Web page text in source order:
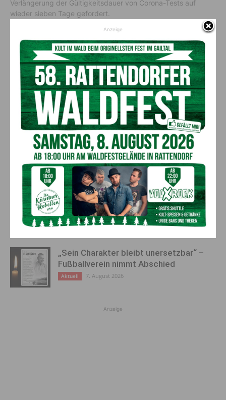
Verlängerung der Gültigkeitsdauer von Corona-Tests auf
wieder sieben Tage gefordert.
Vorheriger Artikel
Fantastisch: Der Sommer in
der Gemeinde Dellach!
Nächster Artikel
Gastro, Live-Musik, Akrobaten
& Co: Ganz Kärnten wird zum
“Picknickplatz”
AKTUELLES
Ehrung für 50 Jahre Chorleitung:
Kärntner Lorbeer in Gold für Herwig
Schwarz
Aktuell 8. August 2026
„Paolo Santonino“ wird heute gespielt –
abgesagte Premiere von gestern Abend
wird morgen nachgeholt
„Sein Charakter bleibt unersetzbar“ –
Fußballverein nimmt Abschied
Aktuell 7. August 2026
Anzeige
Anzeige